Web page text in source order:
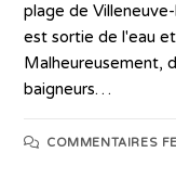
plage de
est sortie de l'eau
Malheureusement,
baigneurs…
COMMENTAIRES